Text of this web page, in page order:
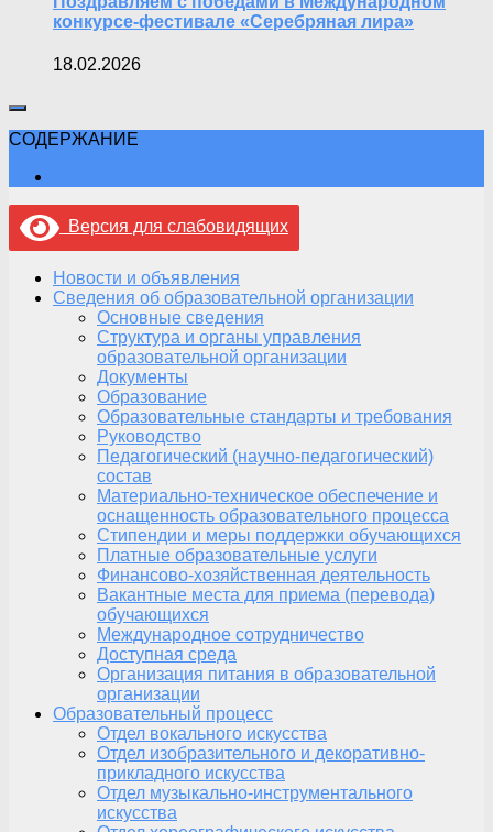
конкурсе-фестивале «Серебряная лира»
18.02.2026
СОДЕРЖАНИЕ
Версия для слабовидящих
Новости и объявления
Сведения об образовательной организации
Основные сведения
Структура и органы управления
образовательной организации
Документы
Образование
Образовательные стандарты и требования
Руководство
Педагогический (научно-педагогический)
состав
Материально-техническое обеспечение и
оснащенность образовательного процесса
Стипендии и меры поддержки обучающихся
Платные образовательные услуги
Финансово-хозяйственная деятельность
Вакантные места для приема (перевода)
обучающихся
Международное сотрудничество
Доступная среда
Организация питания в образовательной
организации
Образовательный процесс
Отдел вокального искусства
Отдел изобразительного и декоративно-
прикладного искусства
Отдел музыкально-инструментального
искусства